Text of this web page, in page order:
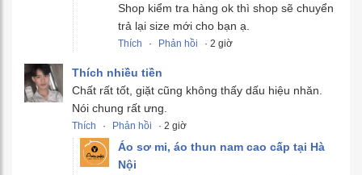
Shop kiểm tra hàng ok thì shop sẽ chuyển
trả lại size mới cho bạn ạ.
Thích · Phản hồi · 2 giờ
Thích nhiều tiền
Chất rất tốt, giặt cũng không thấy dấu hiệu nhăn.
Nói chung rất ưng.
Thích · Phản hồi · 2 giờ
Áo sơ mi, áo thun nam cao cấp tại Hà
Nội